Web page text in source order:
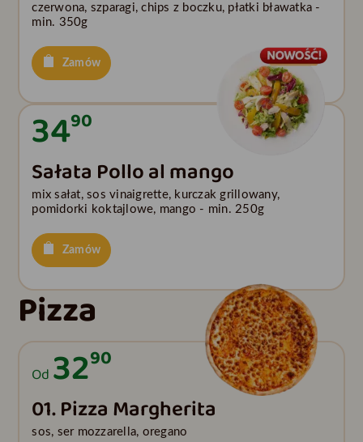
czerwona, szparagi, chips z boczku, płatki bławatka -
min. 350g
Zamów
3490
Sałata Pollo al mango
mix sałat, sos vinaigrette, kurczak grillowany,
pomidorki koktajlowe, mango - min. 250g
Zamów
Pizza
Od 3290
01. Pizza Margherita
sos, ser mozzarella, oregano